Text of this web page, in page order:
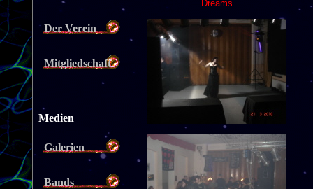
Der Verein
Mitgliedschaft
Medien
Galerien
Bands